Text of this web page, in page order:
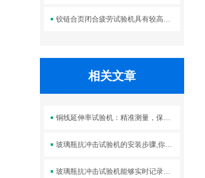
铰链合页闭合疲劳试验机具有较高的强度和刚度
相关文章
铜线延伸率试验机：精准测量，保障产品质量
玻璃瓶抗冲击试验机的安装步骤,你都学会了吗?
玻璃瓶抗冲击试验机能够实时记录冲击过程中的各项数据